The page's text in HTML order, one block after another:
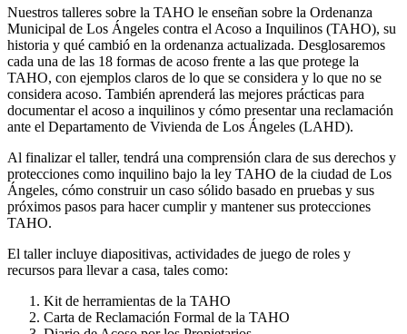
Nuestros talleres sobre la TAHO le enseñan sobre la Ordenanza
Municipal de Los Ángeles contra el Acoso a Inquilinos (TAHO), su
historia y qué cambió en la ordenanza actualizada. Desglosaremos
cada una de las 18 formas de acoso frente a las que protege la
TAHO, con ejemplos claros de lo que se considera y lo que no se
considera acoso. También aprenderá las mejores prácticas para
documentar el acoso a inquilinos y cómo presentar una reclamación
ante el Departamento de Vivienda de Los Ángeles (LAHD).
Al finalizar el taller, tendrá una comprensión clara de sus derechos y
protecciones como inquilino bajo la ley TAHO de la ciudad de Los
Ángeles, cómo construir un caso sólido basado en pruebas y sus
próximos pasos para hacer cumplir y mantener sus protecciones
TAHO.
El taller incluye diapositivas, actividades de juego de roles y
recursos para llevar a casa, tales como:
Kit de herramientas de la TAHO
Carta de Reclamación Formal de la TAHO